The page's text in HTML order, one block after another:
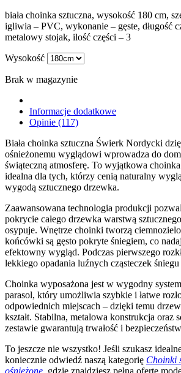
biała choinka sztuczna, wysokość 180 cm,
igliwia – PVC, wykonanie – gęste, długość
metalowy stojak, ilość części – 3
Wysokość
Brak w magazynie
Informacje dodatkowe
Opinie (117)
Biała choinka sztuczna Świerk Nordycki
ośnieżonemu wyglądowi wprowadza do
świąteczną atmosferę. To wyjątkowa
idealna dla tych, którzy cenią naturalny
wygodą sztucznego drzewka.
Zaawansowana technologia produkcji
pokrycie całego drzewka warstwą
osypuje. Wnętrze choinki tworzą
końcówki są gęsto pokryte śniegiem, co
efektowny wygląd. Podczas pierwszego
lekkiego opadania luźnych cząsteczek
Choinka wyposażona jest w wygodny
parasol, który umożliwia szybkie i łatwe
odpowiednich miejscach – dzięki temu
kształt. Stabilna, metalowa konstrukcja oraz
zestawie gwarantują trwałość i
To jeszcze nie wszystko! Jeśli szukasz
koniecznie odwiedź naszą kategorię Choinki
ośnieżone , gdzie znajdziesz pełną ofertę